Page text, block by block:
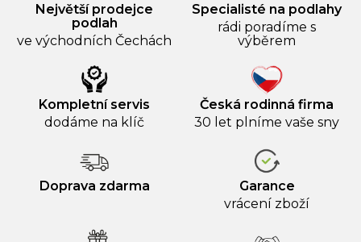
Největší prodejce
podlah
ve východních Čechách
Specialisté na podlahy
rádi poradíme s
výběrem
Kompletní servis
dodáme na klíč
Česká rodinná firma
30 let plníme vaše sny
Doprava zdarma
Garance
vrácení zboží